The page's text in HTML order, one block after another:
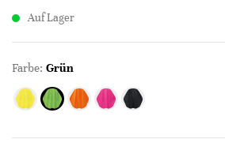
Auf Lager
Farbe: Grün